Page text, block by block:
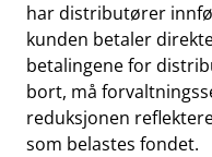
har distributører
kunden betaler
betalingene for
bort, må
reduksjonen
som belastes fondet.